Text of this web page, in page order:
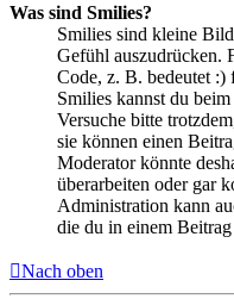
Was sind Smilies?
Smilies sind kleine
Gefühl auszudrücken.
Code, z. B. bedeutet
Smilies kannst du
Versuche bitte
sie können einen
Moderator könnte
überarbeiten oder gar
Administration kann
die du in einem
Nach oben